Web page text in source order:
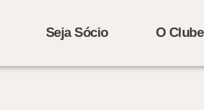
Seja Sócio O Clube